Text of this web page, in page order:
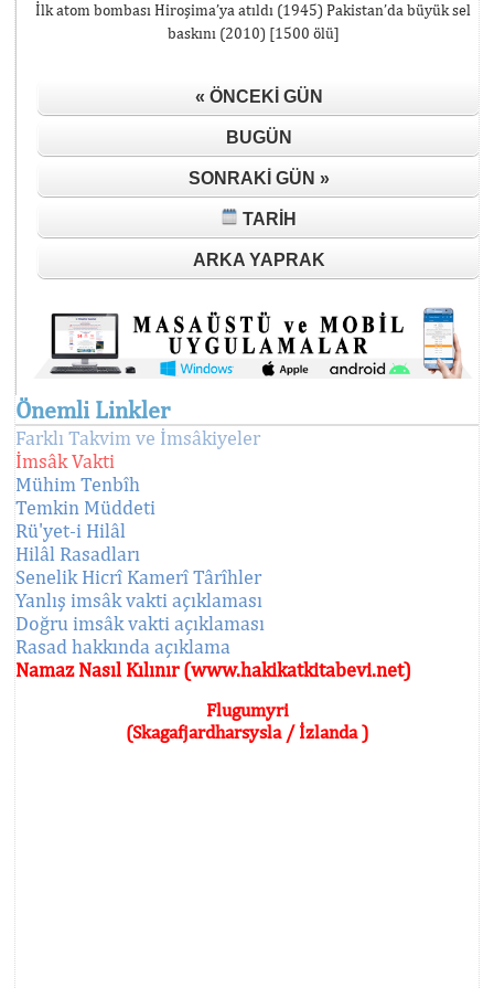
İlk atom bombası Hiroşima’ya atıldı (1945) Pakistan’da büyük sel
baskını (2010) [1500 ölü]
« ÖNCEKI GÜN
BUGÜN
SONRAKI GÜN »
TARIH
ARKA YAPRAK
Önemli Linkler
Farklı Takvim ve İmsâkiyeler
İmsâk Vakti
Mühim Tenbîh
Temkin Müddeti
Rü'yet-i Hilâl
Hilâl Rasadları
Senelik Hicrî Kamerî Târîhler
Yanlış imsâk vakti açıklaması
Doğru imsâk vakti açıklaması
Rasad hakkında açıklama
Namaz Nasıl Kılınır (www.hakikatkitabevi.net)
Flugumyri
(Skagafjardharsysla / İzlanda )